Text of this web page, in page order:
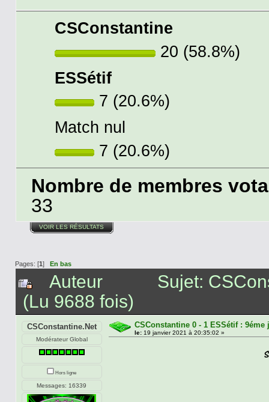
CSConstantine
20 (58.8%)
ESSétif
7 (20.6%)
Match nul
7 (20.6%)
Nombre de membres
33
VOIR LES RÉSULTATS
Pages: [1] En bas
Auteur
Sujet:
(Lu 9688 fois)
CSConstantine.Net
Modérateur Global
Hors ligne
Messages: 16339
CSConstantine 0 - 1 ESSétif : 9éme
le: 19 janvier 2021 à 20:35:02 »